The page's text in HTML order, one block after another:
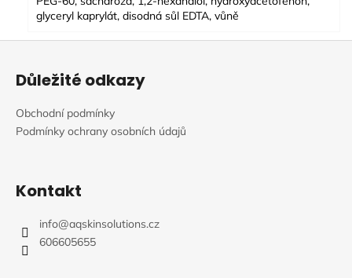
glyceryl kaprylát, disodná sůl EDTA, vůně
Z
Důležité odkazy
Obchodní podmínky
Podmínky ochrany osobních údajů
Kontakt
info@aqskinsolutions.cz
606605655